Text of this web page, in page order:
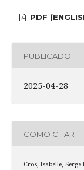
PDF
PUBLICADO
2025-04-28
COMO CITAR
Cros, Isabelle,